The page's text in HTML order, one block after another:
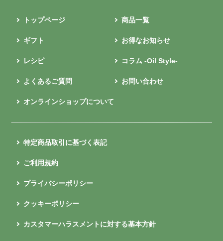
トップページ 商品一覧
ギフト お得なお知らせ
レシピ コラム -Oil Style-
よくあるご質問 お問い合わせ
オンラインショップについて
特定商品取引に基づく表記
ご利用規約
プライバシーポリシー
クッキーポリシー
カスタマーハラスメントに対する基本方針